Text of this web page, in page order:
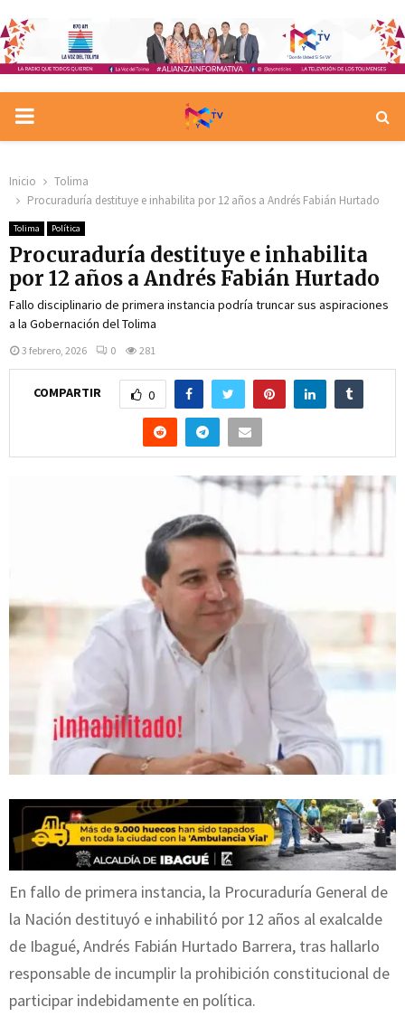
PRIMARY
Inicio
Tolima
Procuraduría destituye e inhabilita por 12 años a Andrés Fabián Hurtado
Tolima Política
Procuraduría destituye e inhabilita
por 12 años a Andrés Fabián Hurtado
Fallo disciplinario de primera instancia podría truncar sus aspiraciones
a la Gobernación del Tolima
3 febrero, 2026 0 281
COMPARTIR 0
En fallo de primera instancia, la Procuraduría General de
la Nación destituyó e inhabilitó por 12 años al exalcalde
de Ibagué, Andrés Fabián Hurtado Barrera, tras hallarlo
responsable de incumplir la prohibición constitucional de
participar indebidamente en política.